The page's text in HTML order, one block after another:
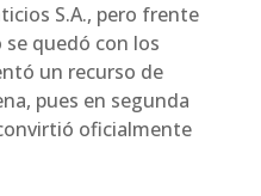
S.A., pero frente
quedó con los
un recurso de
pues en segunda
oficialmente